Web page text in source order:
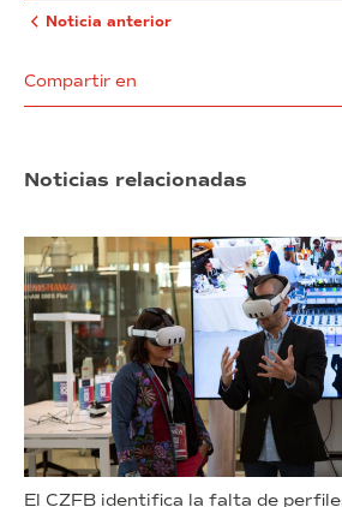
Noticia anterior
Compartir en
Noticias relacionadas
El CZFB identifica la falta de